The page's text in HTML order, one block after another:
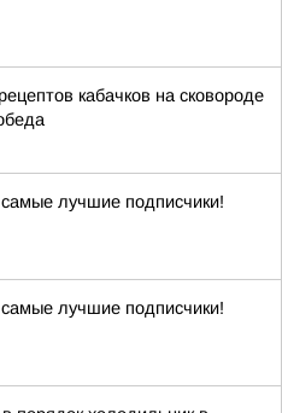
кабачков на сковороде
лучшие подписчики!
лучшие подписчики!